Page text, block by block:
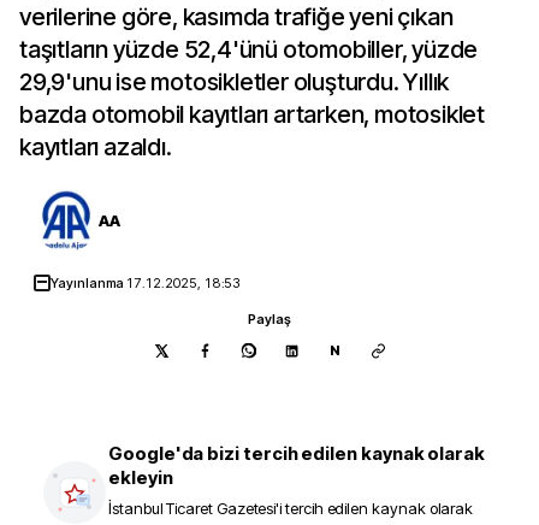
verilerine göre, kasımda trafiğe yeni çıkan
taşıtların yüzde 52,4'ünü otomobiller, yüzde
29,9'unu ise motosikletler oluşturdu. Yıllık
bazda otomobil kayıtları artarken, motosiklet
kayıtları azaldı.
AA
Yayınlanma 17.12.2025, 18:53
Paylaş
N
Google'da bizi tercih edilen kaynak olarak
ekleyin
İstanbul Ticaret Gazetesi'i tercih edilen kaynak olarak